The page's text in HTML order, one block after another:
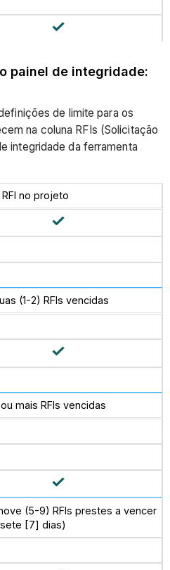
painel de integridade:
de limite para os
na coluna RFIs (Solicitação
integridade da ferramenta
no projeto
(1-2) RFIs vencidas
mais RFIs vencidas
(5-9) RFIs prestes a vencer
[7] dias)